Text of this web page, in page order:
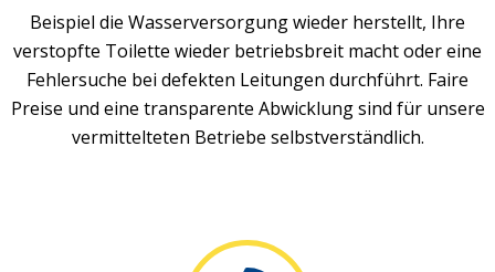
Beispiel die Wasserversorgung wieder herstellt, Ihre
verstopfte Toilette wieder betriebsbreit macht oder eine
Fehlersuche bei defekten Leitungen durchführt. Faire
Preise und eine transparente Abwicklung sind für unsere
vermittelteten Betriebe selbstverständlich.